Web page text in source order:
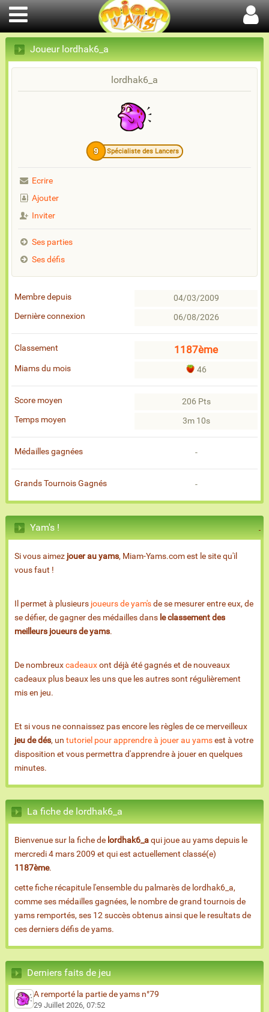
Joueur lordhak6_a
lordhak6_a
9 Spécialiste des Lancers
Ecrire
Ajouter
Inviter
Ses parties
Ses défis
Membre depuis
04/03/2009
Dernière connexion
06/08/2026
Classement 1187ème
Miams du mois 46
Score moyen
206 Pts
Temps moyen
3m 10s
Médailles gagnées -
Grands Tournois Gagnés -
Yam's !
Si vous aimez jouer au yams, Miam-Yams.com est le site qu'il
vous faut !
Il permet à plusieurs joueurs de yam'sde se mesurer entre eux, de
se défier, de gagner des médailles dans le classement des
meilleurs joueurs de yams.
De nombreuxcadeauxont déjà été gagnés et de nouveaux
cadeaux plus beaux les uns que les autres sont régulièrement
mis en jeu.
Et si vous ne connaissez pas encore les règles de ce merveilleux
jeu de dés, un tutoriel pour apprendre à jouer au yamsest à votre
disposition et vous permettra d'apprendre à jouer en quelques
minutes.
La fiche de lordhak6_a
Bienvenue sur la fiche de lordhak6_aqui joue au yams depuis le
mercredi 4 mars 2009 et qui est actuellement classé(e)
1187ème.
cette fiche récapitule l'ensemble du palmarès de lordhak6_a,
comme ses médailles gagnées, le nombre de grand tournois de
yams remportés, ses 12 succès obtenus ainsi que le resultats de
ces derniers défis de yams.
Derniers faits de jeu
A remporté la partie de yams n°79
29 Juillet 2026, 07:52